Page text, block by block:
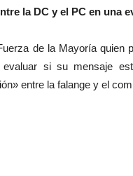
la DC y el PC en una
de la Mayoría quien
evaluar si su mensaje
entre la falange y el